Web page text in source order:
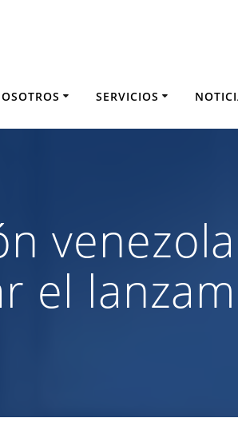
SERVICIOS
el